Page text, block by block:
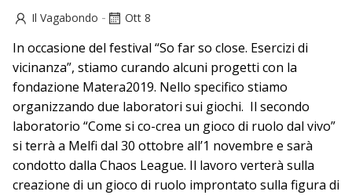
Il Vagabondo - Ott 8
In occasione del festival “So far so close. Esercizi di
vicinanza”, stiamo curando alcuni progetti con la
fondazione Matera2019. Nello specifico stiamo
organizzando due laboratori sui giochi. Il secondo
laboratorio “Come si co-crea un gioco di ruolo dal vivo”
si terrà a Melfi dal 30 ottobre all’1 novembre e sarà
condotto dalla Chaos League. Il lavoro verterà sulla
creazione di un gioco di ruolo improntato sulla figura di